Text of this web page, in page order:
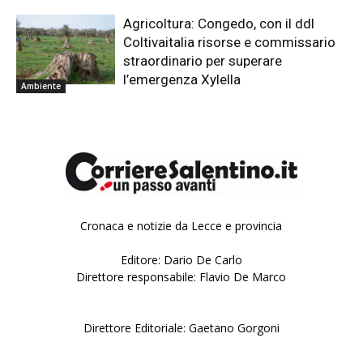
Ambiente
Agricoltura: Congedo, con il ddl
Coltivaitalia risorse e commissario
straordinario per superare
l’emergenza Xylella
Cronaca e notizie da Lecce e provincia
Editore: Dario De Carlo
Direttore responsabile: Flavio De Marco
Direttore Editoriale: Gaetano Gorgoni